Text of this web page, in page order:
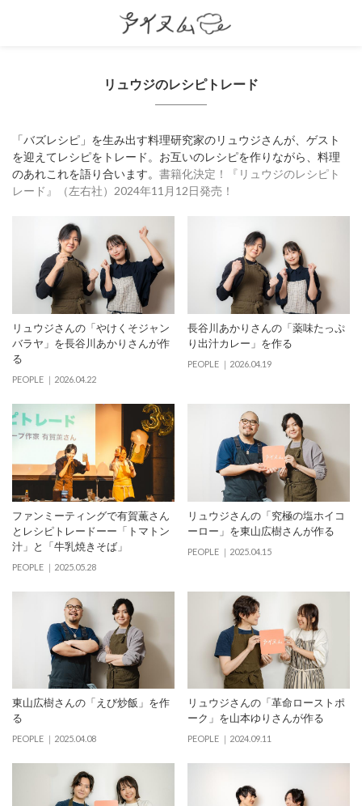
リュウジのレシピトレード
「バズレシピ」を生み出す料理研究家のリュウジさんが、ゲスト
を迎えてレシピをトレード。お互いのレシピを作りながら、料理
のあれこれを語り合います。 書籍化決定！『リュウジのレシピト
レード』（左右社）2024年11月12日発売！
リュウジさんの「やけくそジャン
バラヤ」を長谷川あかりさんが作
る
PEOPLE 2026.04.22
長谷川あかりさんの「薬味たっぷ
り出汁カレー」を作る
PEOPLE 2026.04.19
ファンミーティングで有賀薫さん
とレシピトレードーー「トマトン
汁」と「牛乳焼きそば」
PEOPLE 2025.05.28
リュウジさんの「究極の塩ホイコ
ーロー」を東山広樹さんが作る
PEOPLE 2025.04.15
東山広樹さんの「えび炒飯」を作
る
PEOPLE 2025.04.08
リュウジさんの「⾰命ローストポ
ーク」を山本ゆりさんが作る
PEOPLE 2024.09.11